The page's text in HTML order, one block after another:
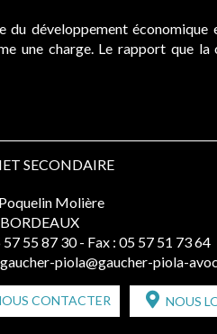
du développement économique
une charge. Le rapport que la
SECONDAIRE
Molière
57 55 87 30 - Fax : 05 57 51 73 64
gaucher-piola@gaucher-piola-
CONTACTER NOUS